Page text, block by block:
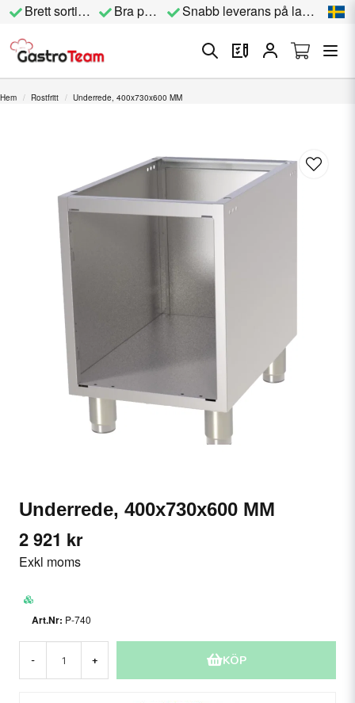
Brett sortiment Bra priser Snabb leverans på lagervara
Hem Rostfritt Underrede, 400x730x600 MM
Underrede, 400x730x600 MM
2 921 kr
Exkl moms
P-740
- + KÖP